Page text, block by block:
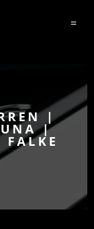
=
|
|
FALKE